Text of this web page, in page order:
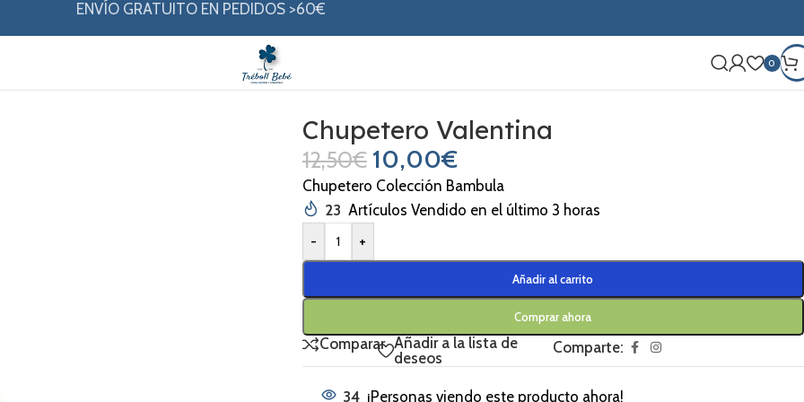
ENVÍO GRATUITO EN PEDIDOS >60€
0
Chupetero Valentina
12,50€ 10,00€
Chupetero Colección Bambula
23 Artículos Vendido en el último 3 horas
-
+
Añadir al carrito
Comprar ahora
Comparar Añadir a la lista de
deseos
Comparte:
34 ¡Personas viendo este producto ahora!